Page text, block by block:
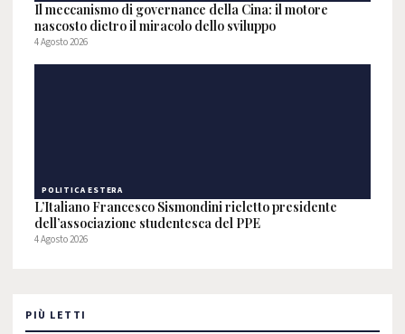
Il meccanismo di governance della Cina: il motore
nascosto dietro il miracolo dello sviluppo
4 Agosto 2026
POLITICA ESTERA
L’Italiano Francesco Sismondini rieletto presidente
dell’associazione studentesca del PPE
4 Agosto 2026
PIÙ LETTI